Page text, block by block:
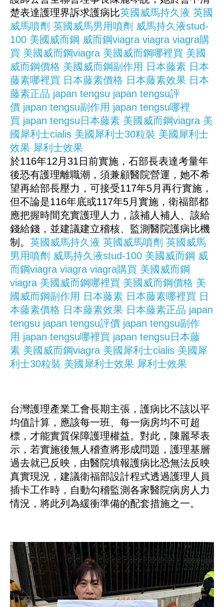
楚表達護理界訴求護病比英國威馬持久液 英國
威馬噴劑 英國威馬男用噴劑 威馬持久液stud-
100 美國威而鋼 威而鋼viagra viagra viagra購
買 美國威而鋼viagra 美國威而鋼哪裡買 美國
威而鋼價格 美國威而鋼副作用 日本藤素 日本
藤素哪裡買 日本藤素價格 日本藤素效果 日本
藤素正品 japan tengsu japan tengsu評
價 japan tengsu副作用 japan tengsu哪裡
買 japan tengsu日本藤素 美國威而鋼viagra 美
國犀利士cialis 美國犀利士30粒裝 美國犀利士
效果 犀利士效果
於116年12月31日前實施，石部長表達考量年
後恐有護理離職潮，須兼顧醫院營運，她不希
望再給部長壓力，可接受117年5月再行實施，
但不論是116年底或117年5月實施，衛福部都
應把握時間充實護理人力，該補人補人、該給
錢給錢，並建議建立稽核、監測醫院護病比機
制。 英國威馬持久液 英國威馬噴劑 英國威馬
男用噴劑 威馬持久液stud-100 美國威而鋼 威
而鋼viagra viagra viagra購買 美國威而鋼
viagra 美國威而鋼哪裡買 美國威而鋼價格 美
國威而鋼副作用 日本藤素 日本藤素哪裡買 日
本藤素價格 日本藤素效果 日本藤素正品 japan
tengsu japan tengsu評價 japan tengsu副作
用 japan tengsu哪裡買 japan tengsu日本藤
素 美國威而鋼viagra 美國犀利士cialis 美國犀
利士30粒裝 美國犀利士效果 犀利士效果
台灣護理產業工會長期主張，護病比不該以平
均值計算，應該每一班、每一病房均不可超
標，才能實質保障護理權益。對此，陳麗琴表
示，若實施後無人稽查將形成問題，護理基層
過去就已反映，由醫院填報護病比恐無法反映
真實現況，建議衛福部設計程式透過護理人員
插卡工作時，自動勾稽監測各家醫院病房人力
情況，將此列為緩衝準備的配套措施之一。